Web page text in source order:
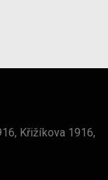
Křižíkova 1916,